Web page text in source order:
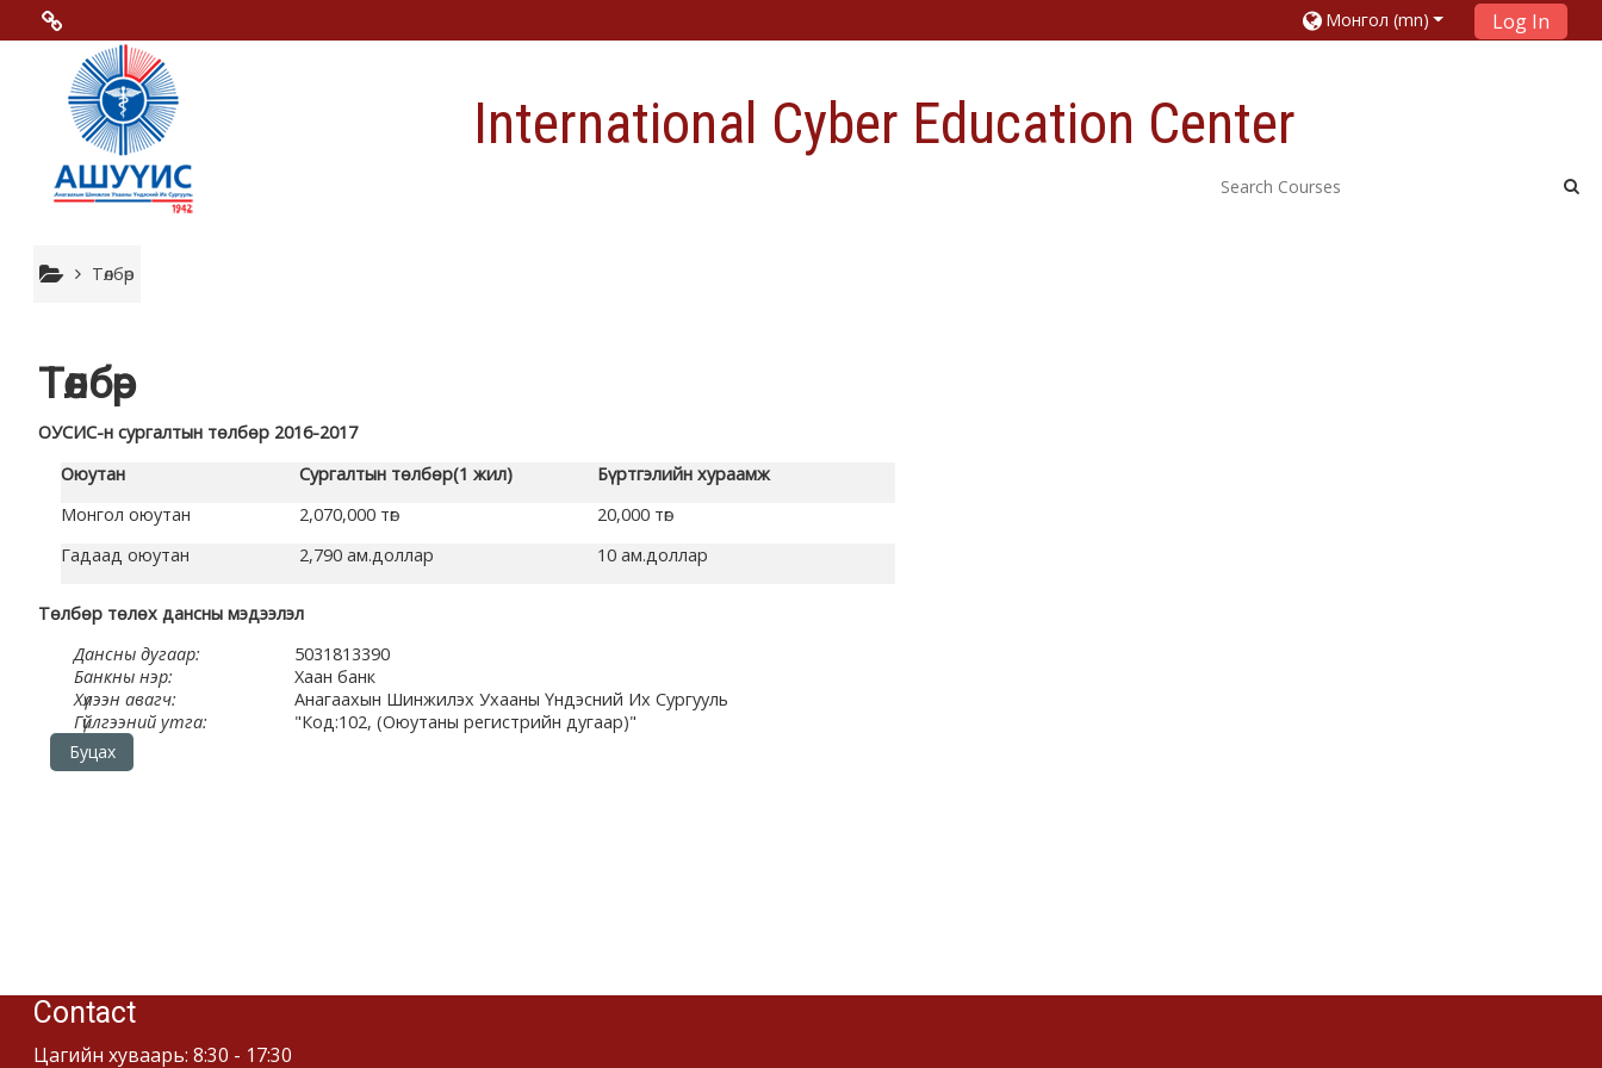
Үндсэн гарчигт очих
Menu 2
Moodle community
Moodle free support
Moodle development
Moodle.com
жишээ 2
Moodle community
Moodle free support
Moodle development
Монгол ‎(mn)‎ Log In
International Cyber Education Center
Төлбөр
Төлбөр
ОУСИС-н сургалтын төлбөр 2016-2017
Оюутан
Сургалтын төлбөр(1 жил)
Бүртгэлийн хураамж
Монгол оюутан
2,070,000 төг
20,000 төг
Гадаад оюутан
2,790 ам.доллар 10 ам.доллар
Төлбөр төлөх дансны мэдээлэл
Дансны дугаар:
5031813390
Банкны нэр:
Хаан банк
Хүлээн авагч:
Анагаахын Шинжилэх Ухааны Үндэсний Их Сургууль
Гүйлгээний утга:
"Код:102, (Оюутаны регистрийн дугаар)"
Буцах
Contact
Цагийн хуваарь: 8:30 - 17:30